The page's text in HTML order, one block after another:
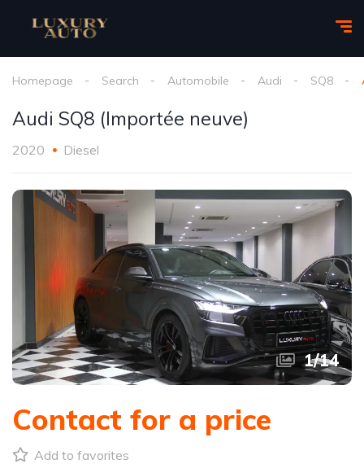
Homepage Search Automobile Audi SQ8
Audi SQ8 (Importée neuve)
2020 Diesel
1/14
Contact for a price
Add to favorites